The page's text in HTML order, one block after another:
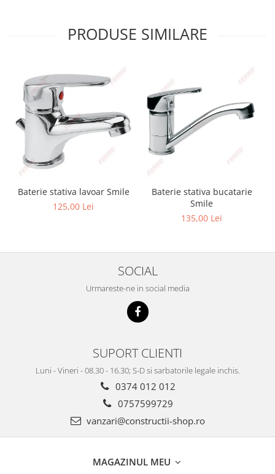
PRODUSE SIMILARE
Baterie stativa lavoar Smile
125,00 Lei
Baterie stativa bucatarie
Smile
135,00 Lei
SOCIAL
Urmareste-ne in social media
SUPORT CLIENTI
Luni - Vineri - 08.30 - 16.30; S-D si sarbatorile legale inchis.
0374 012 012
0757599729
vanzari@constructii-shop.ro
MAGAZINUL MEU